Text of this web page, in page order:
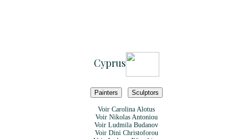
Cyprus
Painters Sculptors
Voir Carolina Alotus
Voir Nikolas Antoniou
Voir Ludmila Budanov
Voir Dini Christoforou